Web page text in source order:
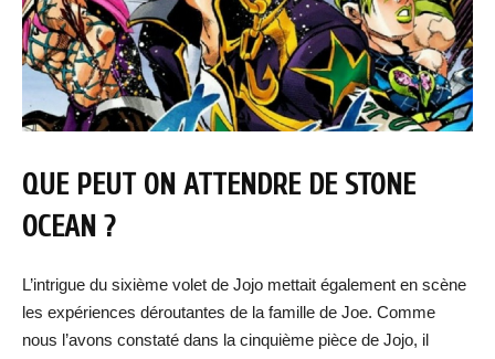
QUE PEUT ON ATTENDRE DE STONE
OCEAN ?
L’intrigue du sixième volet de Jojo mettait également en scène
les expériences déroutantes de la famille de Joe. Comme
nous l’avons constaté dans la cinquième pièce de Jojo, il